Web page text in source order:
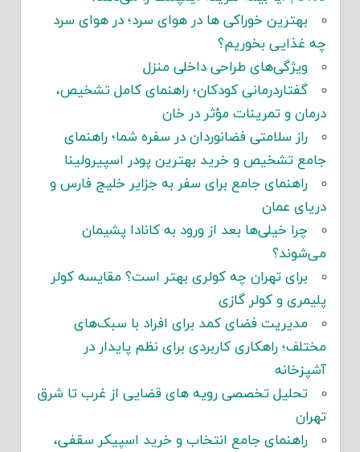
بهترین خوراکی ها در هوای سرد؛ در هوای سرد
چه غذایی بخوریم؟
ویژگی‌های طراحی داخلی منزل
گفتاردرمانی کودکان؛ راهنمای کامل تشخیص،
درمان و تمرینات مؤثر در خان
راز سلامتی فضانوردان در سفره شما؛ راهنمای
جامع تشخیص و خرید بهترین پودر اسپیرولینا
راهنمای جامع برای سفر به جزایر خلیج فارس و
دریای عمان
چرا خیلی‌ها بعد از ورود به کانادا پشیمان
می‌شوند؟
برای تهران چه کولری بهتر است؟ مقایسه کولر
پلیمری و کولر گازی
مدیریت فضای کمد برای افراد با سبک‌های
مختلف؛ راهکاری کاربردی برای نظم پایدار در
آشپزخانه
تحلیل تخصصی رویه های قضایی از غرب تا شرق
تهران
راهنمای جامع انتخاب و خرید اسپیکر سقفی،